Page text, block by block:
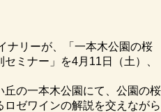
ナリーが、「一本木公園の桜
ミナー」を4月11日（土）、
の一本木公園にて、公園の桜
ゼワインの解説を交えながら